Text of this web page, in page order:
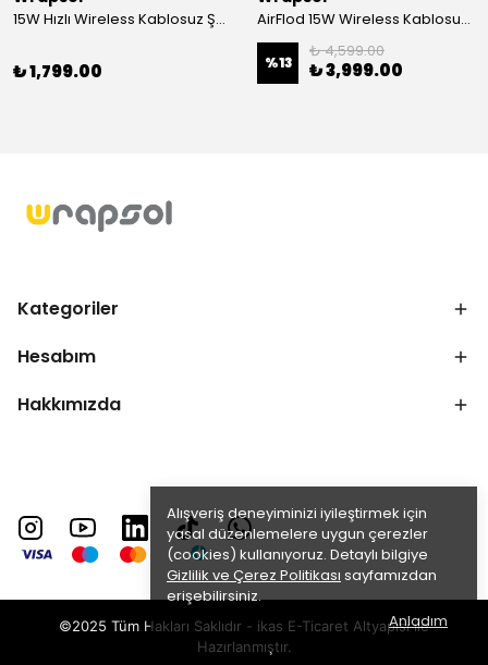
Alışveriş deneyiminizi iyileştirmek için
yasal düzenlemelere uygun çerezler
(cookies) kullanıyoruz. Detaylı bilgiye
Gizlilik ve Çerez Politikası sayfamızdan
erişebilirsiniz.
Anladım
15W Hızlı Wireless Kablosuz Şarj Standı 4 in 1 Masaüstü İstasyon -iPhone-android-watch-airpods Uyumlu
₺ 1,799.00
AirFlod 15W Wireless Kablosuz Şarj Standı Alüminyum Katlanabilir 3in1 iPhone-android-watch-airpods
%13
₺ 4,599.00
₺ 3,999.00
Kategoriler
Hesabım
Hakkımızda
©2025 Tüm Hakları Saklıdır - ikas E-Ticaret Altyapısı ile
Hazırlanmıştır.